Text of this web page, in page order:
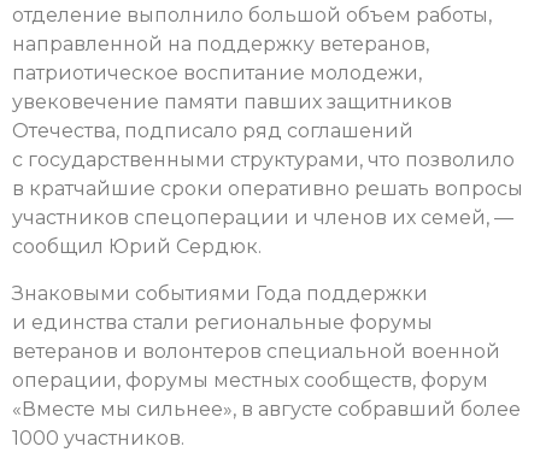
отделение выполнило большой объем работы,
направленной на поддержку ветеранов,
патриотическое воспитание молодежи,
увековечение памяти павших защитников
Отечества, подписало ряд соглашений
с государственными структурами, что позволило
в кратчайшие сроки оперативно решать вопросы
участников спецоперации и членов их семей, —
сообщил Юрий Сердюк.
Знаковыми событиями Года поддержки
и единства стали региональные форумы
ветеранов и волонтеров специальной военной
операции, форумы местных сообществ, форум
«Вместе мы сильнее», в августе собравший более
1000 участников.